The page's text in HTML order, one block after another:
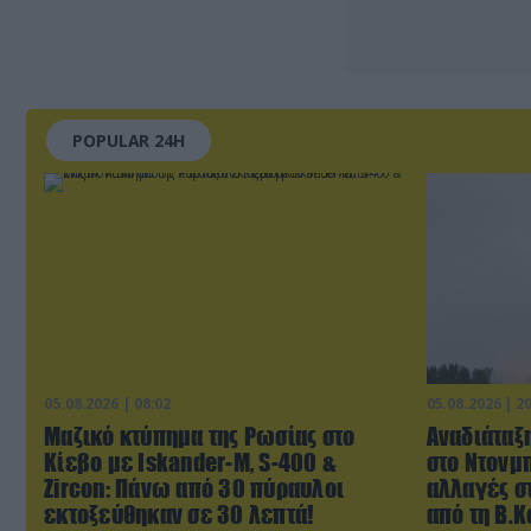
POPULAR 24H
05.08.2026 | 08:02
Μαζικό κτύπημα της Ρωσίας στο
Κίεβο με Iskander-Μ, S-400 &
Zircon: Πάνω από 30 πύραυλοι
εκτοξεύθηκαν σε 30 λεπτά!
05.08.2026 |
στο
αλλαγές
από τη